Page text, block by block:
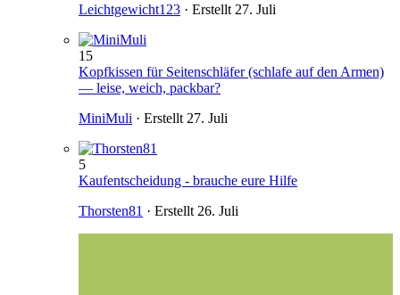
Leichtgewicht123 · Erstellt 27. Juli
15
Kopfkissen für Seitenschläfer (schlafe auf den Armen)
— leise, weich, packbar?
MiniMuli · Erstellt 27. Juli
5
Kaufentscheidung - brauche eure Hilfe
Thorsten81 · Erstellt 26. Juli